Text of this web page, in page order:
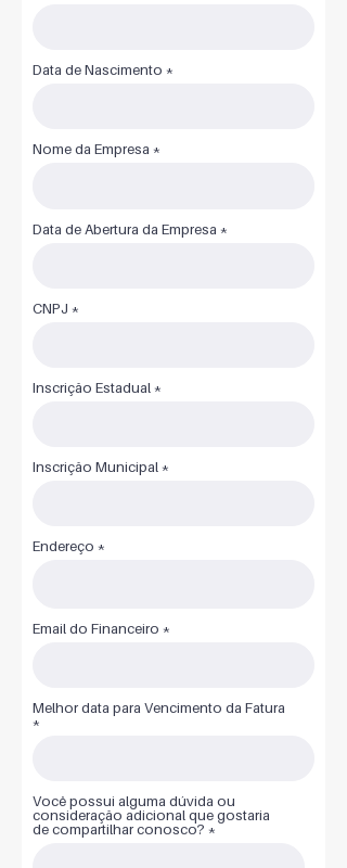
Data de Nascimento
Nome da Empresa
Data de Abertura da Empresa
CNPJ
Inscrição Estadual
Inscrição Municipal
Endereço
Email do Financeiro
Melhor data para Vencimento da Fatura
Você possui alguma dúvida ou
consideração adicional que gostaria
de compartilhar conosco?